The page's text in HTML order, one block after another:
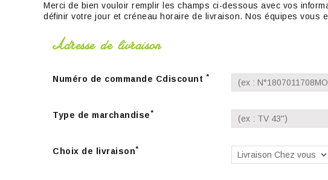
Merci de bien vouloir remplir les champs ci-dessous avec vos
définir votre jour et créneau horaire de livraison. Nos équipes vous
Adresse de livraison
Numéro de commande Cdiscount *
Type de marchandise*
Choix de livraison*